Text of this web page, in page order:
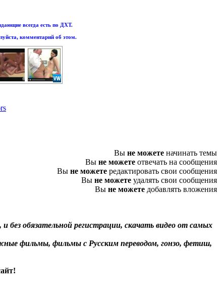
всегда есть по ДХТ.
комментарий об этом.
Вы не можете начинать темы
Вы не можете отвечать на сообщения
Вы не можете редактировать свои сообщения
Вы не можете удалять свои сообщения
Вы не можете добавлять вложения
обязательной регистрации, скачать видео от самых
фильмы, фильмы с Русским переводом, гонзо, фетиш,